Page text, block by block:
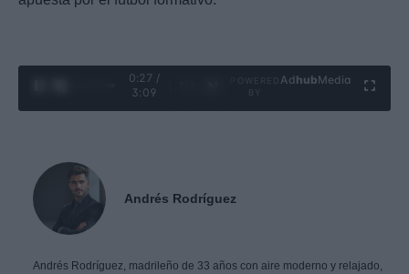
0:29 /
3:09
Ad hubMedia
Andrés Rodríguez
Andrés Rodríguez, madrileño de 33 años con aire moderno y relajado,